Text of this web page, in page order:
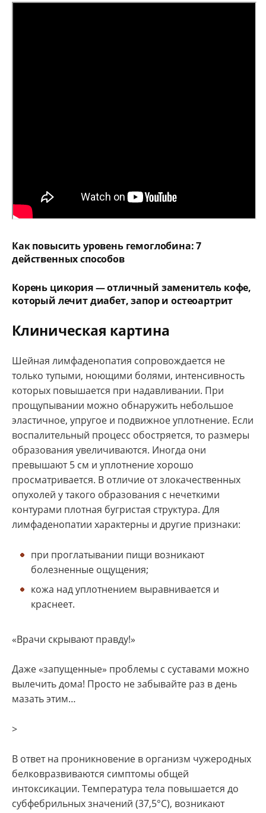
Как повысить уровень гемоглобина: 7
действенных способов
Корень цикория — отличный заменитель кофе,
который лечит диабет, запор и остеоартрит
Клиническая картина
Шейная лимфаденопатия сопровождается не
только тупыми, ноющими болями, интенсивность
которых повышается при надавливании. При
прощупывании можно обнаружить небольшое
эластичное, упругое и подвижное уплотнение. Если
воспалительный процесс обостряется, то размеры
образования увеличиваются. Иногда они
превышают 5 см и уплотнение хорошо
просматривается. В отличие от злокачественных
опухолей у такого образования с нечеткими
контурами плотная бугристая структура. Для
лимфаденопатии характерны и другие признаки:
при проглатывании пищи возникают
болезненные ощущения;
кожа над уплотнением выравнивается и
краснеет.
«Врачи скрывают правду!»
Даже «запущенные» проблемы с суставами можно
вылечить дома! Просто не забывайте раз в день
мазать этим…
>
В ответ на проникновение в организм чужеродных
белковразвиваются симптомы общей
интоксикации. Температура тела повышается до
субфебрильных значений (37,5°C), возникают